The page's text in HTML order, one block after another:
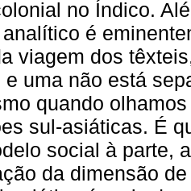
no Índico.
é
viagem dos
e uma não está
quando
sul-asiáticas. É
social à parte,
da dimensão